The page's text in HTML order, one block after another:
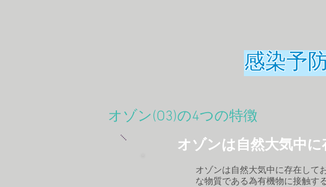
感染予
オゾン(O3)の4つの特徴
オゾンは自然大気中
オゾンは自然大気中に存在して
な物質である為有機物に接触す